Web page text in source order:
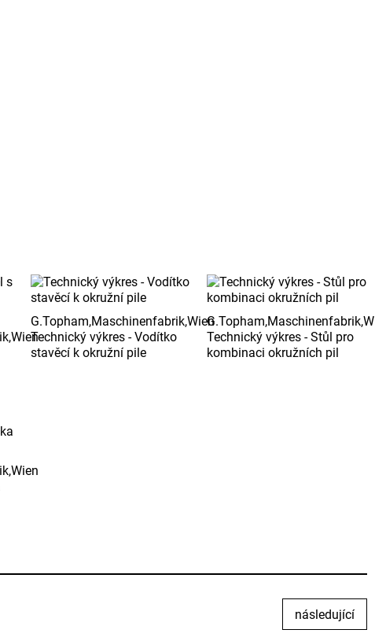
G.Topham,Maschinenfabrik,Wien
Technický výkres - Vodítko
stavěcí k okružní pile
Technický výkres - Stůl pro
kombinaci okružních pil
následující